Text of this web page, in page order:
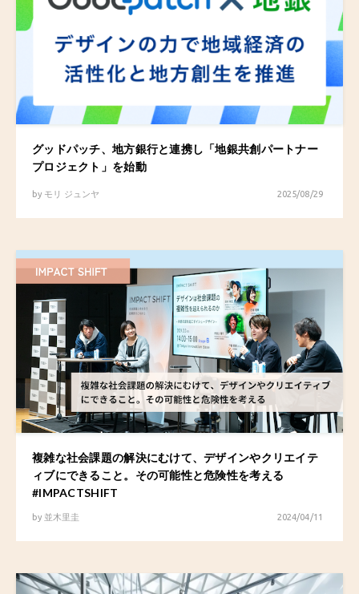
グッドパッチ、地方銀行と連携し「地銀共創パートナー
プロジェクト」を始動
by モリ ジュンヤ 2025/08/29
複雑な社会課題の解決にむけて、デザインやクリエイテ
ィブにできること。その可能性と危険性を考える
#IMPACTSHIFT
by 並木里圭 2024/04/11